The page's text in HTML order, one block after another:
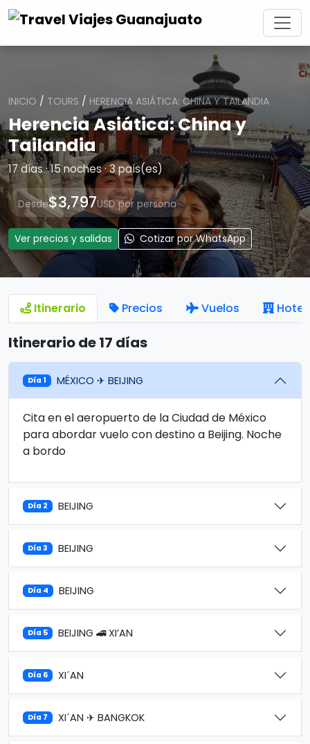
INICIO / TOURS / HERENCIA ASIÁTICA: CHINA Y TAILANDIA
Herencia Asiática: China y
Tailandia
17 días · 15 noches · 3 país(es)
Desde$3,797USD por persona
Ver precios y salidas Cotizar por WhatsApp
Itinerario Precios Vuelos
Itinerario de 17 días
Día 1 MÉXICO ✈ BEIJING
Cita en el aeropuerto de la Ciudad de México
para abordar vuelo con destino a Beijing. Noche
a bordo
Día 2 BEIJING
Día 3 BEIJING
Día 4 BEIJING
Día 5 BEIJING 🚄 XI’AN
Día 6 XI´AN
Día 7 XI´AN ✈ BANGKOK